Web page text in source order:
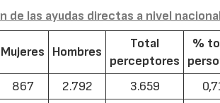
de las ayudas directas a nivel
Mujeres Hombres
Total
perceptores
%
867 2.792 3.659